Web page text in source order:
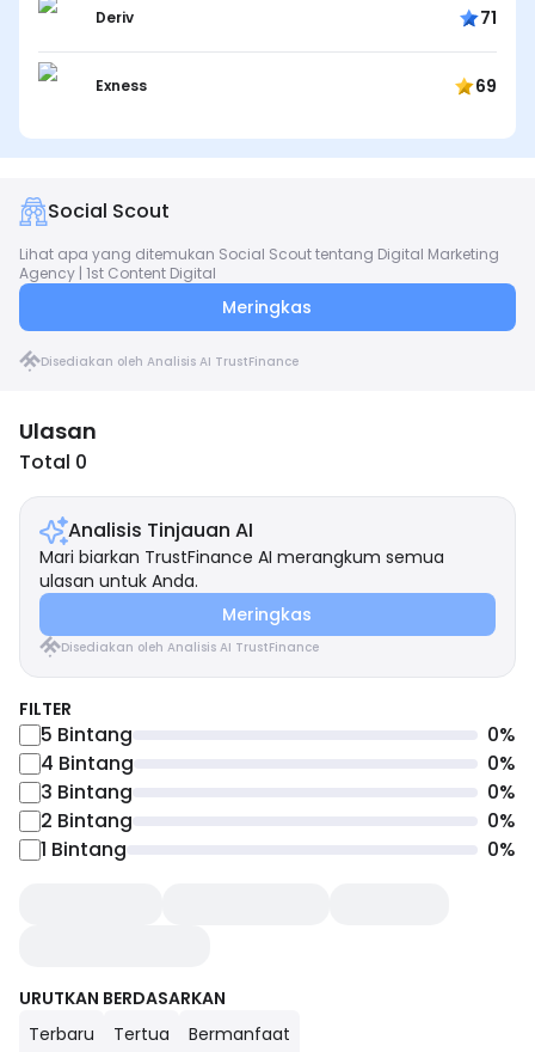
Deriv 71
Exness 69
Social Scout
Lihat apa yang ditemukan Social Scout tentang Digital Marketing
Agency | 1st Content Digital
Meringkas
Disediakan oleh Analisis AI TrustFinance
Ulasan
Total 0
Analisis Tinjauan AI
Mari biarkan TrustFinance AI merangkum semua
ulasan untuk Anda.
Meringkas
Disediakan oleh Analisis AI TrustFinance
FILTER
5 Bintang 0%
4 Bintang 0%
3 Bintang 0%
2 Bintang 0%
1 Bintang 0%
URUTKAN BERDASARKAN
Terbaru
Tertua Bermanfaat